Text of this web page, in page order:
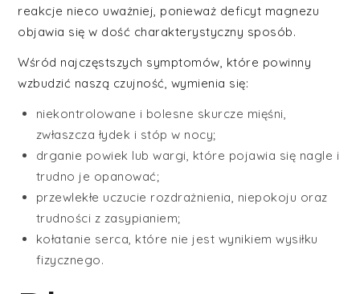
reakcje nieco uważniej, ponieważ deficyt magnezu
objawia się w dość charakterystyczny sposób.
Wśród najczęstszych symptomów, które powinny
wzbudzić naszą czujność, wymienia się:
niekontrolowane i bolesne skurcze mięśni,
zwłaszcza łydek i stóp w nocy;
drganie powiek lub wargi, które pojawia się nagle i
trudno je opanować;
przewlekłe uczucie rozdrażnienia, niepokoju oraz
trudności z zasypianiem;
kołatanie serca, które nie jest wynikiem wysiłku
fizycznego.